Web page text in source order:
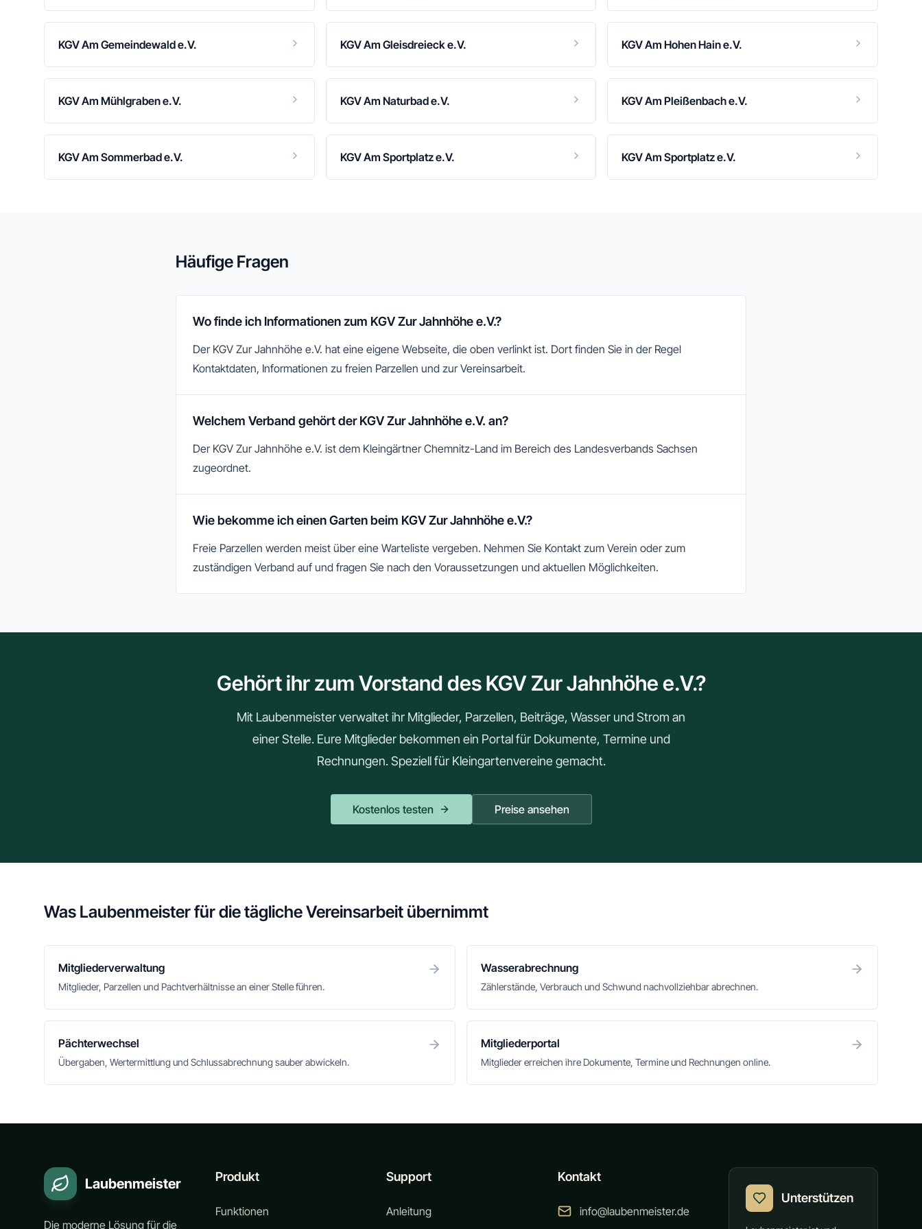
KGV Am Gemeindewald e.V. KGV Am Gleisdreieck e.V. KGV Am Hohen Hain e.V.
KGV Am Mühlgraben e.V. KGV Am Naturbad e.V. KGV Am Pleißenbach e.V.
KGV Am Sommerbad e.V. KGV Am Sportplatz e.V. KGV Am Sportplatz e.V.
Häufige Fragen
Wo finde ich Informationen zum KGV Zur Jahnhöhe e.V.?
Der KGV Zur Jahnhöhe e.V. hat eine eigene Webseite, die oben verlinkt ist. Dort finden Sie in der Regel
Kontaktdaten, Informationen zu freien Parzellen und zur Vereinsarbeit.
Welchem Verband gehört der KGV Zur Jahnhöhe e.V. an?
Der KGV Zur Jahnhöhe e.V. ist dem Kleingärtner Chemnitz-Land im Bereich des Landesverbands Sachsen
zugeordnet.
Wie bekomme ich einen Garten beim KGV Zur Jahnhöhe e.V.?
Freie Parzellen werden meist über eine Warteliste vergeben. Nehmen Sie Kontakt zum Verein oder zum
zuständigen Verband auf und fragen Sie nach den Voraussetzungen und aktuellen Möglichkeiten.
Gehört ihr zum Vorstand des KGV Zur Jahnhöhe e.V.?
Mit Laubenmeister verwaltet ihr Mitglieder, Parzellen, Beiträge, Wasser und Strom an
einer Stelle. Eure Mitglieder bekommen ein Portal für Dokumente, Termine und
Rechnungen. Speziell für Kleingartenvereine gemacht.
Kostenlos testen Preise ansehen
Was Laubenmeister für die tägliche Vereinsarbeit übernimmt
Mitgliederverwaltung
Mitglieder, Parzellen und Pachtverhältnisse an einer Stelle führen.
Wasserabrechnung
Zählerstände, Verbrauch und Schwund nachvollziehbar abrechnen.
Pächterwechsel
Übergaben, Wertermittlung und Schlussabrechnung sauber abwickeln.
Mitgliederportal
Mitglieder erreichen ihre Dokumente, Termine und Rechnungen online.
Laubenmeister
Die moderne Lösung für die
Produkt
Funktionen
Support
Anleitung
Kontakt
info@laubenmeister.de
Unterstützen